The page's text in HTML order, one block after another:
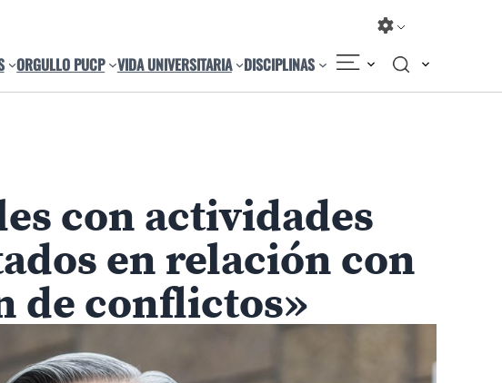
ORGULLO PUCP VIDA UNIVERSITARIA DISCIPLINAS
con actividades
en relación con
de conflictos»